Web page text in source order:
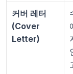
커버 레터
(Cover
Letter)